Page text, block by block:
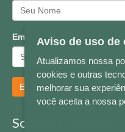
Email:
Enviar
Socialize conosco
Aviso de uso de
Atualizamos nossa
cookies e outras
melhorar sua
você aceita a nossa